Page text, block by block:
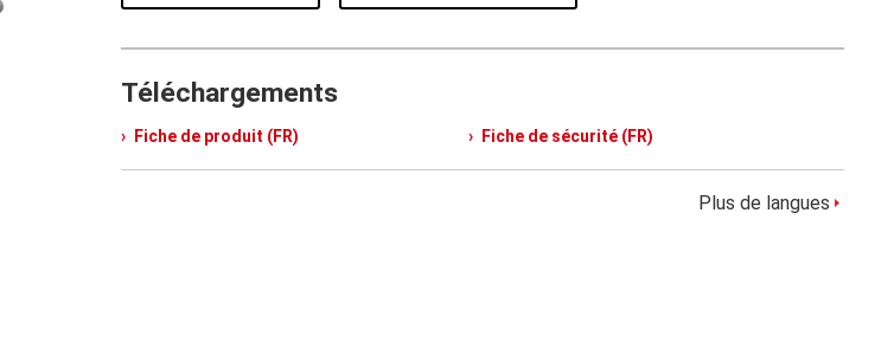
Téléchargements
Fiche de produit (FR) Fiche de sécurité (FR)
Plus de langues